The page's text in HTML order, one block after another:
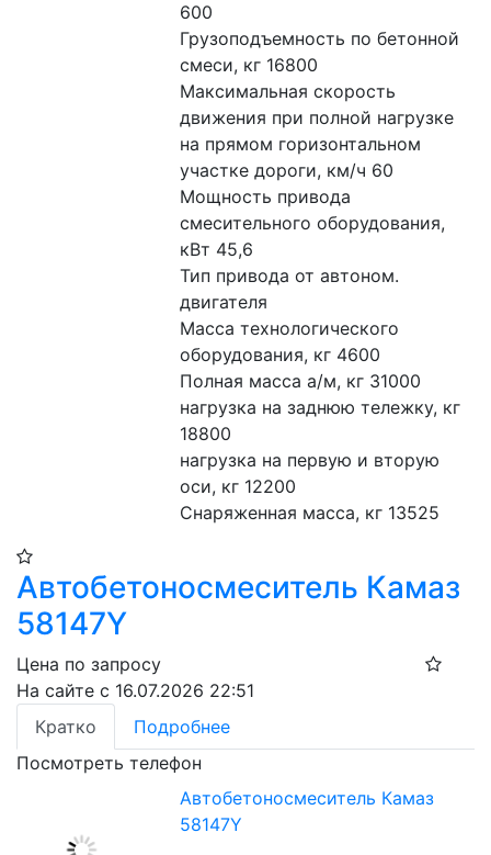
600
Грузоподъемность по бетонной
смеси, кг 16800
Максимальная скорость
движения при полной нагрузке
на прямом горизонтальном
участке дороги, км/ч 60
Мощность привода
смесительного оборудования,
кВт 45,6
Тип привода от автоном.
двигателя
Масса технологического
оборудования, кг 4600
Полная масса а/м, кг 31000
нагрузка на заднюю тележку, кг
18800
нагрузка на первую и вторую
оси, кг 12200
Снаряженная масса, кг 13525
Автобетоносмеситель Камаз
58147Y
Цена по запросу
На сайте с 16.07.2026 22:51
Кратко
Подробнее
Посмотреть телефон
Автобетоносмеситель Камаз
58147Y